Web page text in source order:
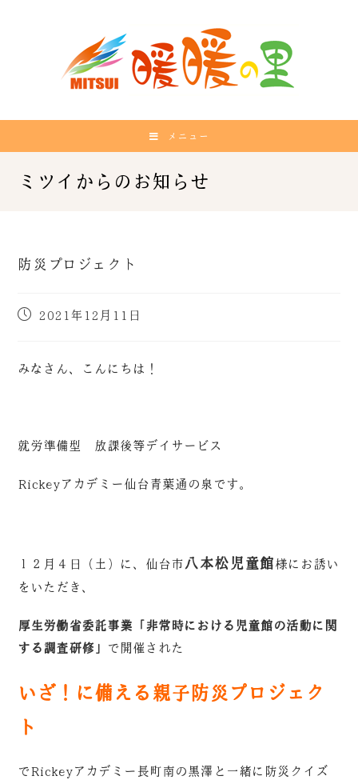
メニュー
防災プロジェクト
2021年12月11日
みなさん、こんにちは！
就労準備型 放課後等デイサービス
Rickeyアカデミー仙台青葉通の泉です。
１２月４日（土）に、仙台市 八本松児童館様にお誘い
をいただき、
厚生労働省委託事業「非常時における児童館の活動に関
する調査研修」 で開催された
いざ！に備える親子防災プロジェク
ト
でRickeyアカデミー長町南の黒澤と一緒に防災クイズ